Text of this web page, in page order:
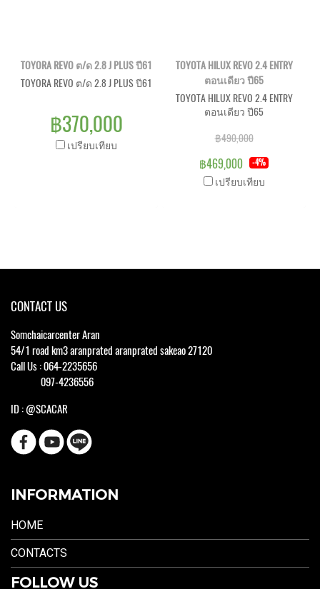
TOYORA REVO ต/ด 2.8 J PLUS ปี61
TOYORA REVO ต/ด 2.8 J PLUS ปี61
฿370,000
เปรียบเทียบ
TOYOTA HILUX REVO 2.4 ENTRY
ตอนเดียว ปี65
TOYOTA HILUX REVO 2.4 ENTRY
ตอนเดียว ปี65
฿490,000
฿469,000 -4%
เปรียบเทียบ
CONTACT US
Somchaicarcenter Aran
54/1 road km3 aranprated aranprated sakeao 27120
Call Us : 064-2235656
097-4236556
ID : @SCACAR
INFORMATION
HOME
CONTACTS
FOLLOW US